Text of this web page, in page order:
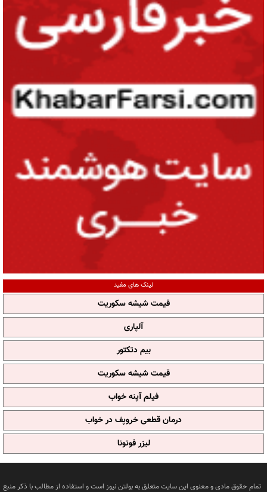
لینک های مفید
قیمت شیشه سکوریت
آلپاری
بیم دتکتور
قیمت شیشه سکوریت
فیلم آپنه خواب
درمان قطعی خروپف در خواب
لیزر فوتونا
تمام حقوق مادی و معنوی این سایت متعلق به بولتن نیوز است و استفاده از مطالب با ذکر منبع